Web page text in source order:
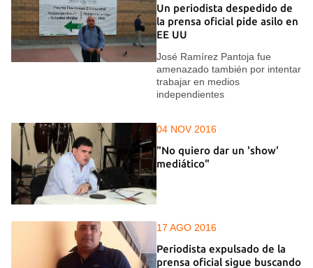
Un periodista despedido de
la prensa oficial pide asilo en
EE UU
José Ramírez Pantoja fue
amenazado también por intentar
trabajar en medios
independientes
04 NOV 2016
"No quiero dar un 'show'
mediático"
17 AGO 2016
Periodista expulsado de la
prensa oficial sigue buscando